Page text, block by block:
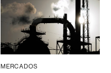
MERCADOS